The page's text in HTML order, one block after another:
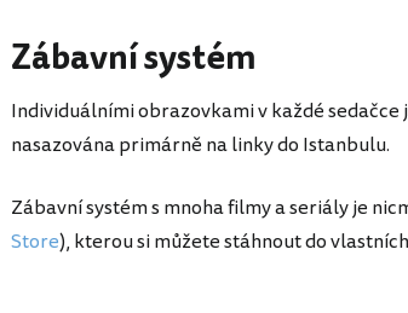
Zábavní systém
Individuálními obrazovkami v každé
nasazována primárně na linky do Istanbulu.
Zábavní systém s mnoha filmy a seriály je
Store), kterou si můžete stáhnout do